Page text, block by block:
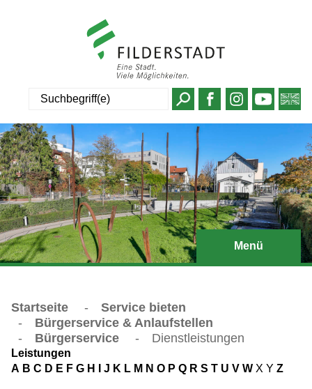
Menü
Startseite -
Service bieten
-
Bürgerservice & Anlaufstellen
-
Bürgerservice - Dienstleistungen
Leistungen
A B C D E F G H J K L M N O P Q R S T U V W X Y Z